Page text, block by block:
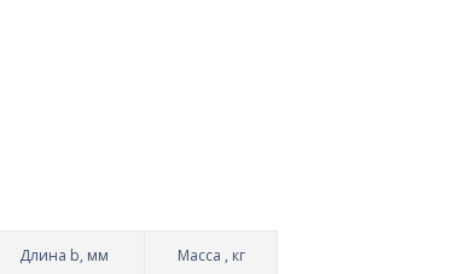
Длина b, мм Масса , кг